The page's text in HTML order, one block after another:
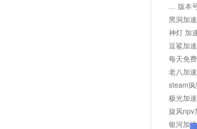
… 版本
黑洞加
神灯 加
逗鲨加
每天免
老八加
steam
极光加
旋风npv
银河加